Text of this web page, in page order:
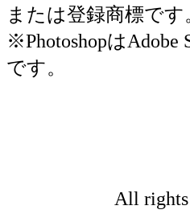
または登録商標です
※Photoshopは
です。
All